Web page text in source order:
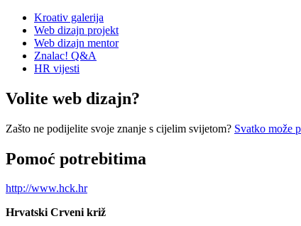
Kroativ galerija
Web dizajn projekt
Web dizajn mentor
Znalac! Q&A
HR vijesti
Volite web dizajn?
Zašto ne podijelite svoje znanje s cijelim svijetom? Svatko može
Pomoć potrebitima
http://www.hck.hr
Hrvatski Crveni križ